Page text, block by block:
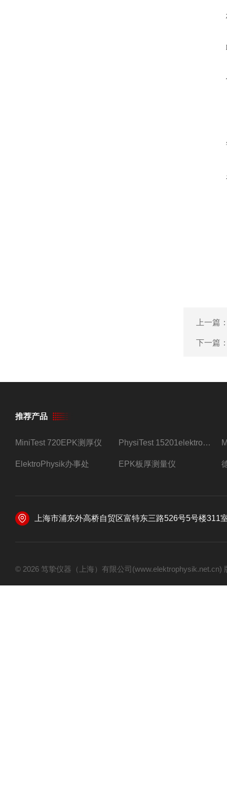
上一篇
下一篇
推荐产品
MiniTest 720EPK测厚仪 PhysiTest 15201elektrophysik测厚仪
ElektroPhysik办事处 EPK板厚测量仪
上海市浦东外高桥自贸区富特东三路526号5号楼311
© 2026 笃挚仪器（上海）有限公司